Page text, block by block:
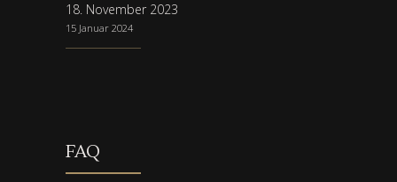
18. November 2023
15 Januar 2024
FAQ